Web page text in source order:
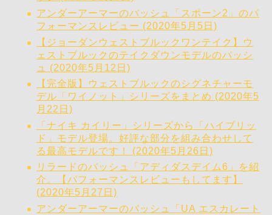
アンダーアーマーのバッシュ「スポーン2」のパ
フォーマンスレビュー (2020年5月5日)
【ジョーダンウェストブルックワンテイク】ウ
ェストブルックのテイクダウンモデルのバッシ
ュ (2020年5月12日)
【完全版】ウェストブルックのシグネチャーモ
デル「ワイノット」シリーズをまとめ (2020年5
月22日)
「ナイキ カイリー」シリーズから「ハイブリッ
ド」モデル登場。好評な部分を組み合わせして
る最高モデルです！ (2020年5月26日)
リラードのバッシュ「アディダスデイム6」を紹
介。【パフォーマンスレビューもしてます】
(2020年5月27日)
アンダーアーマーのバッシュ「UA エスカレート